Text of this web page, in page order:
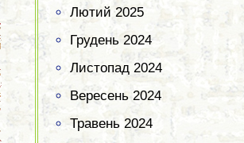
Лютий 2025
Грудень 2024
Листопад 2024
Вересень 2024
Травень 2024